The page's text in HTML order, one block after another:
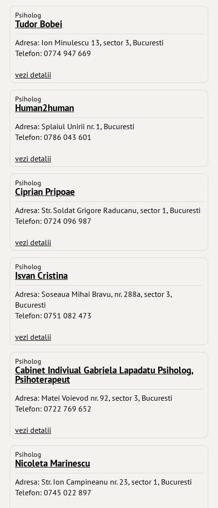
Psiholog
Tudor Bobei
Adresa: Ion Minulescu 13, sector 3, Bucuresti
Telefon: 0774 947 669
vezi detalii
Psiholog
Human2human
Adresa: Splaiul Unirii nr. 1, Bucuresti
Telefon: 0786 043 601
vezi detalii
Psiholog
Ciprian Pripoae
Adresa: Str. Soldat Grigore Raducanu, sector 1, Bucuresti
Telefon: 0724 096 987
vezi detalii
Psiholog
Isvan Cristina
Adresa: Soseaua Mihai Bravu, nr. 288a, sector 3,
Bucuresti
Telefon: 0751 082 473
vezi detalii
Psiholog
Cabinet Indiviual Gabriela Lapadatu Psiholog,
Psihoterapeut
Adresa: Matei Voievod nr. 92, sector 3, Bucuresti
Telefon: 0722 769 652
vezi detalii
Psiholog
Nicoleta Marinescu
Adresa: Str. Ion Campineanu nr. 23, sector 1, Bucuresti
Telefon: 0745 022 897